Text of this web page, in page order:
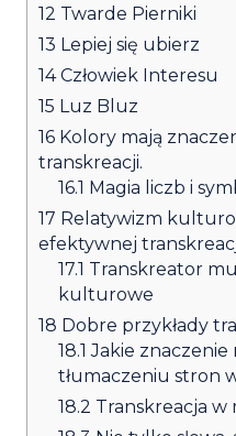
12 Twarde Pierniki
13 Lepiej się ubierz
14Człowiek Interesu
15 Luz Bluz
16 Kolory mają
transkreacji.
16.1 Magia liczb i
17 Relatywizm
efektywnej
17.1 Transkreator
kulturowe
18 Dobre przykłady
18.1 Jakie znaczenie
tłumaczeniu stron
18.2 Transkreacja